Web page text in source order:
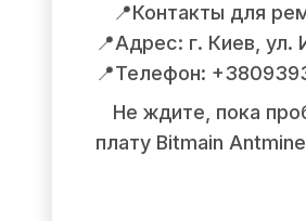
📍Контакты для
📍Адрес: г. Киев, ул.
📍Телефон:
Не ждите, пока
плату Bitmain